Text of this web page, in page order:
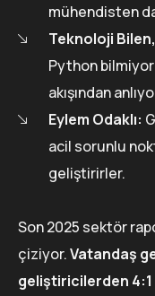
mühendisten
Teknoloji
Python bilmiyor
akışından
Eylem Odaklı:
acil sorunlu
geliştirirler.
Son 2025 sektör
çiziyor.Vatandaş
geliştiricilerden